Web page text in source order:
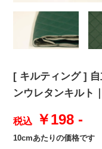
[ キルティング ]
ンウレタンキルト
税込 ￥198 -
10cmあたりの価格です